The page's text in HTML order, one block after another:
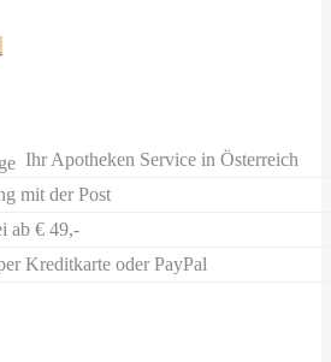
Ihr Apotheken Service in Österreich
mit der Post
ab € 49,-
Kreditkarte oder PayPal